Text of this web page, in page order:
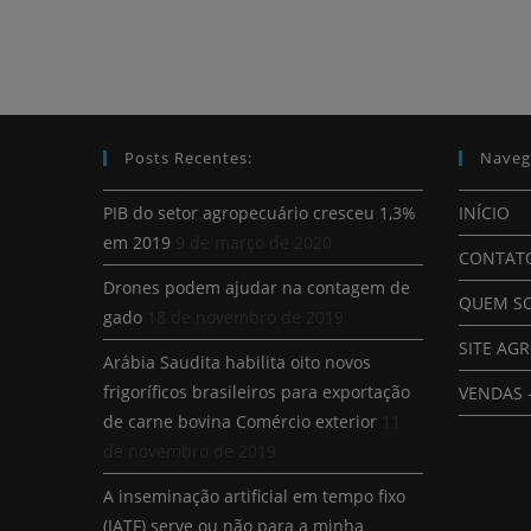
Posts Recentes:
PIB do setor agropecuário cresceu 1,3%
em 2019
Drones podem ajudar na contagem de
gado
Arábia Saudita habilita oito novos
frigoríficos brasileiros para exportação
de carne bovina Comércio exterior
A inseminação artificial em tempo fixo
(IATF) serve ou não para a minha
INÍCIO
QUEM
SITE
VENDAS